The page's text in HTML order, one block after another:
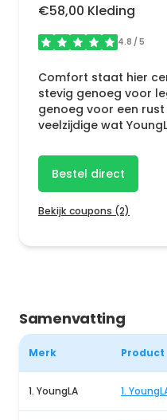
€58,00 Kleding
4.8 / 5
Comfort staat hier
stevig genoeg voor
genoeg voor een
veelzijdige wat
Bestel direct
Bekijk coupons (2)
Samenvatting
Merk Product
1. YoungLA 1.